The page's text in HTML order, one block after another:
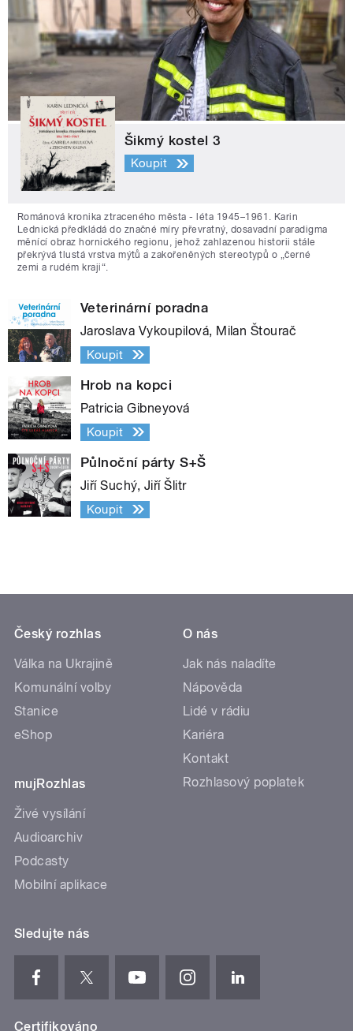
Šikmý kostel 3
Koupit
Románová kronika ztraceného města - léta 1945–1961. Karin
Lednická předkládá do značné míry převratný, dosavadní paradigma
měnící obraz hornického regionu, jehož zahlazenou historii stále
překrývá tlustá vrstva mýtů a zakořeněných stereotypů o „černé
zemi a rudém kraji“.
Veterinární poradna
Jaroslava Vykoupilová, Milan Štourač
Koupit
Hrob na kopci
Patricia Gibneyová
Koupit
Půlnoční párty S+Š
Jiří Suchý, Jiří Šlitr
Koupit
Český rozhlas
Válka na Ukrajině
Komunální volby
Stanice
eShop
mujRozhlas
Živé vysílání
Audioarchiv
Podcasty
Mobilní aplikace
O nás
Jak nás naladíte
Nápověda
Lidé v rádiu
Kariéra
Kontakt
Rozhlasový poplatek
Sledujte nás
Certifikováno